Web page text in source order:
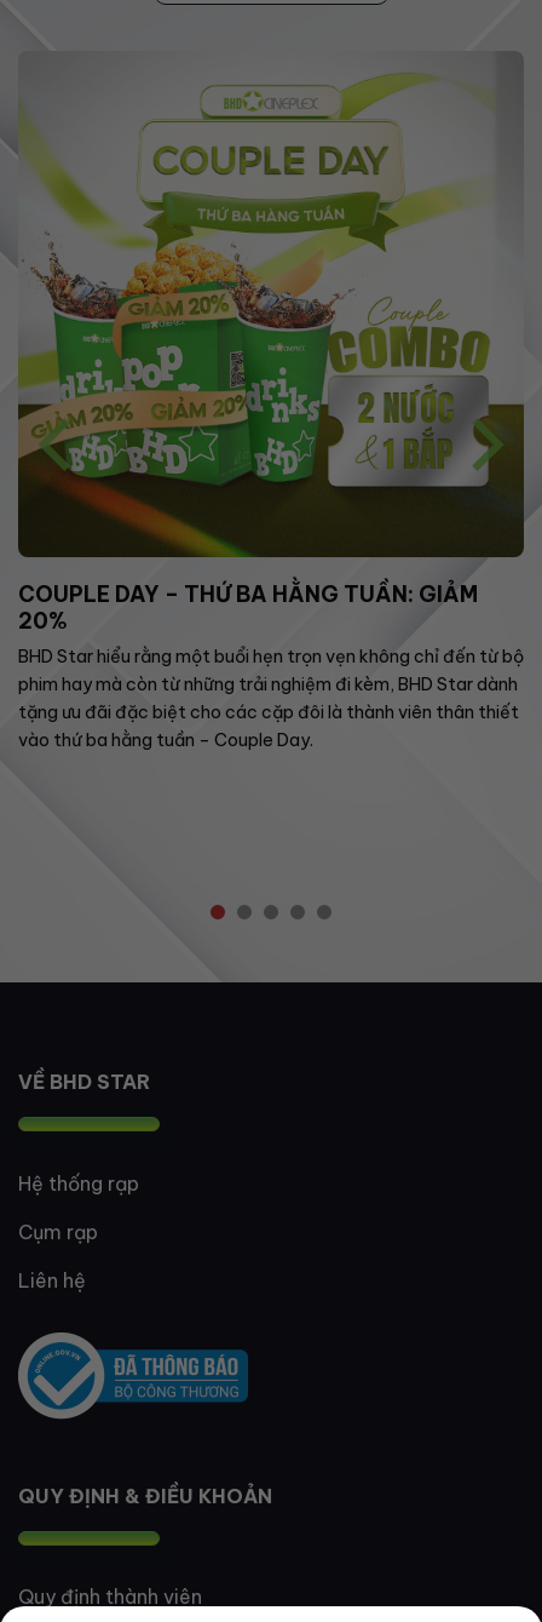
COUPLE DAY – THỨ BA HẰNG TUẦN: GIẢM
20%
BHD Star hiểu rằng một buổi hẹn trọn vẹn không chỉ đến từ bộ
phim hay mà còn từ những trải nghiệm đi kèm, BHD Star dành
tặng ưu đãi đặc biệt cho các cặp đôi là thành viên thân thiết
vào thứ ba hằng tuần – Couple Day.
VỀ BHD STAR
Hệ thống rạp
Cụm rạp
Liên hệ
QUY ĐỊNH & ĐIỀU KHOẢN
Quy định thành viên